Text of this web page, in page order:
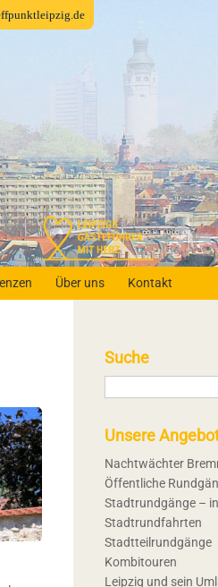
Über uns Kontakt
Suche
Unsere
Nachtwächter
Öffentliche
Stadtrundgänge –
Stadtrundfahrten
Stadtteilrundgänge
Kombitouren
Leipzig und sein